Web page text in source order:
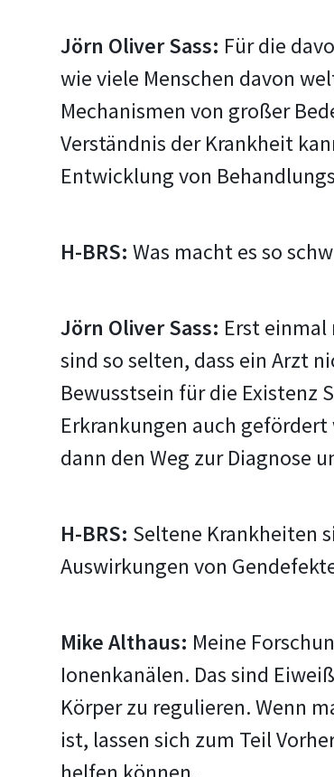
Jörn Oliver Sass: Für die
wie viele Menschen davon
Mechanismen von großer
Verständnis der Krankheit
Entwicklung von
H-BRS:Was macht es so
Jörn Oliver Sass: Erst einmal
sind so selten, dass ein Arzt
Bewusstsein für die Existenz
Erkrankungen auch
dann den Weg zur Diagnose
H-BRS: Seltene Krankheiten
Auswirkungen von
Mike Althaus: Meine
Ionenkanälen. Das sind
Körper zu regulieren. Wenn
ist, lassen sich zum Teil